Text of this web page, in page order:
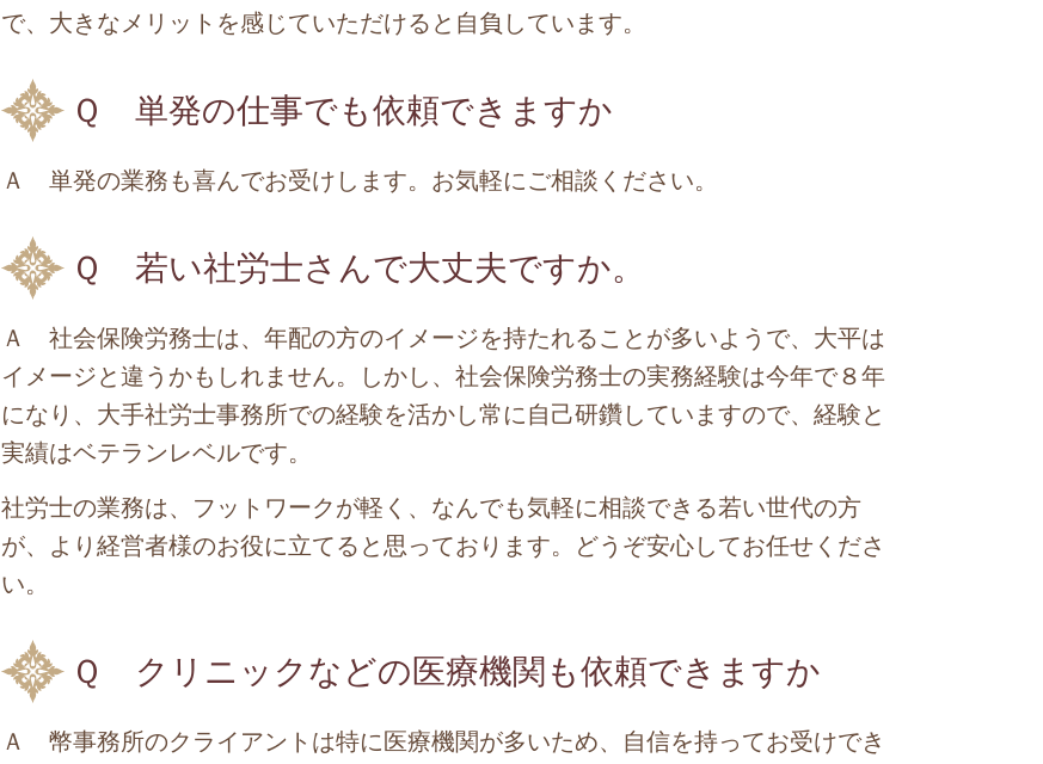
で、大きなメリットを感じていただけると自負しています。
Ｑ 単発の仕事でも依頼できますか
Ａ 単発の業務も喜んでお受けします。お気軽にご相談ください。
Ｑ 若い社労士さんで大丈夫ですか。
Ａ 社会保険労務士は、年配の方のイメージを持たれることが多いようで、大平は
イメージと違うかもしれません。しかし、社会保険労務士の実務経験は今年で８年
になり、大手社労士事務所での経験を活かし常に自己研鑽していますので、経験と
実績はベテランレベルです。
社労士の業務は、フットワークが軽く、なんでも気軽に相談できる若い世代の方
が、より経営者様のお役に立てると思っております。どうぞ安心してお任せくださ
い。
Ｑ クリニックなどの医療機関も依頼できますか
Ａ 幣事務所のクライアントは特に医療機関が多いため、自信を持ってお受けでき